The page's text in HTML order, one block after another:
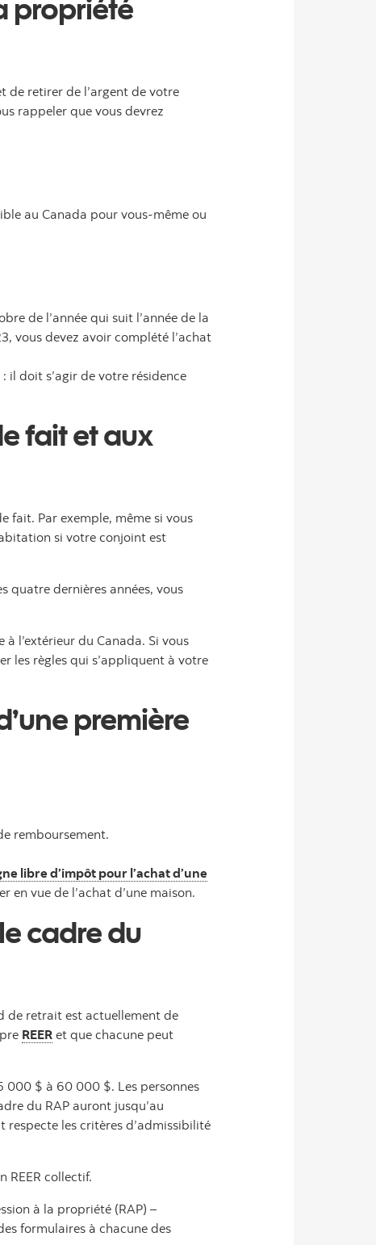
propriété
de retirer de l’argent de votre
rappeler que vous devrez
au Canada pour vous-même ou
de l’année qui suit l’année de la
vous devez avoir complété l’achat
il doit s’agir de votre résidence
fait et aux
fait. Par exemple, même si vous
si votre conjoint est
quatre dernières années, vous
l’extérieur du Canada. Si vous
les règles qui s’appliquent à votre
première
remboursement.
libre d’impôt pour l’achat d’une
en vue de l’achat d’une maison.
cadre du
de retrait est actuellement de
REER et que chacune peut
000 $ à 60 000 $. Les personnes
du RAP auront jusqu’au
les critères d’admissibilité
REER collectif.
à la propriété (RAP) –
formulaires à chacune des